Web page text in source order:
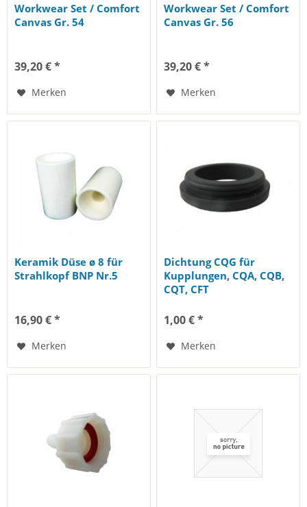
Workwear Set / Comfort
Canvas Gr. 54
39,20 € *
Merken
Workwear Set / Comfort
Canvas Gr. 56
39,20 € *
Merken
Keramik Düse ø 8 für
Strahlkopf BNP Nr.5
16,90 € *
Merken
Dichtung CQG für
Kupplungen, CQA, CQB,
CQT, CFT
1,00 € *
Merken